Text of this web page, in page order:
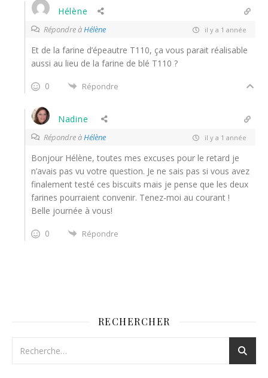
Hélène
Répondre àHélène il y a 1 année
Et de la farine d’épeautre T110, ça vous parait réalisable
aussi au lieu de la farine de blé T110 ?
0
Répondre
Nadine
Répondre àHélène il y a 1 année
Bonjour Hélène, toutes mes excuses pour le retard je
n’avais pas vu votre question. Je ne sais pas si vous avez
finalement testé ces biscuits mais je pense que les deux
farines pourraient convenir. Tenez-moi au courant !
Belle journée à vous!
0
Répondre
RECHERCHER